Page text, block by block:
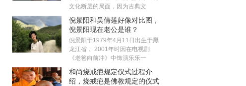
文化断层的局面，因为古典文
倪景阳和吴倩莲好像对比图，
倪景阳现在老公是谁？
倪景阳于1979年4月11日出生于黑
龙江省， 2001年时因在电视剧
《老爸向前冲》中饰演乐乐一
和尚烧戒疤规定仪式过程介
绍，烧戒疤是佛教规定的仪式